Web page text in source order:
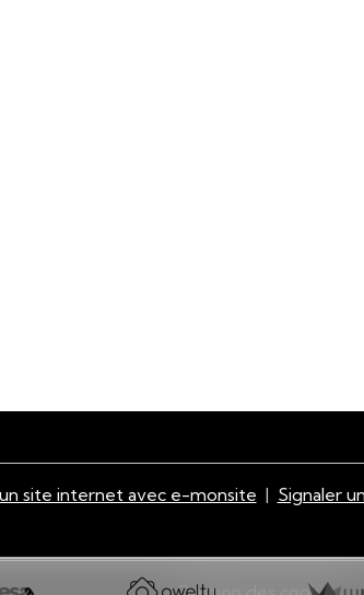
site internet avec e-monsite Signaler